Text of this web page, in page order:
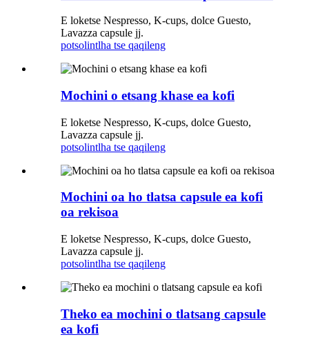
E loketse Nespresso, K-cups, dolce Guesto,
Lavazza capsule jj.
potsolintlha tse qaqileng
Mochini o etsang khase ea kofi
E loketse Nespresso, K-cups, dolce Guesto,
Lavazza capsule jj.
potsolintlha tse qaqileng
Mochini oa ho tlatsa capsule ea kofi
oa rekisoa
E loketse Nespresso, K-cups, dolce Guesto,
Lavazza capsule jj.
potsolintlha tse qaqileng
Theko ea mochini o tlatsang capsule
ea kofi